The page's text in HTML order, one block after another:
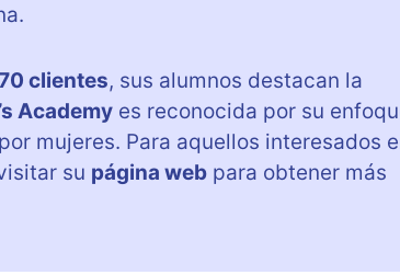
clientes, sus alumnos destacan la
Academy es reconocida por su
mujeres. Para aquellos interesados
su página web para obtener más